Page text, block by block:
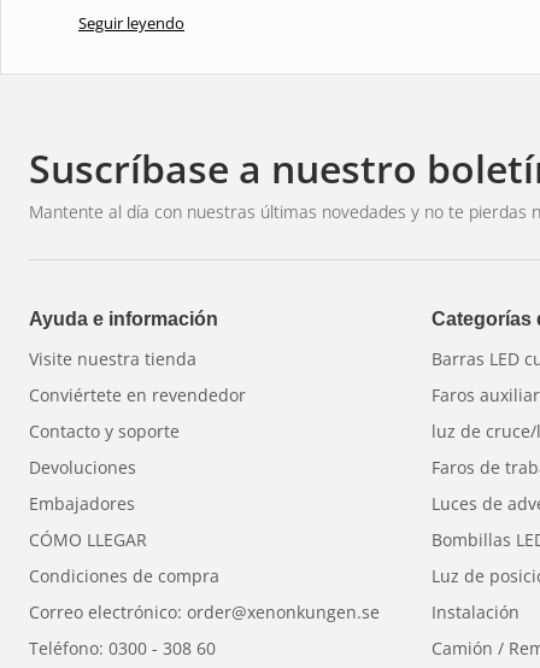
Precisión en cada detalle:
Para profesionales y talleres:Perfecto para
maquinaria de construcción, maquinaria
modeloÁrea del cable (AWG)
Conectores
LX01
20–24 AWG
DT alemán / DTM
LX02
DT alemán / DTM
LX04
DTP alemán
LX05
Trabajo pesado /
LX06
20–14 AWG
Superseal, Delphi
Seguir leyendo
Suscríbase a nuestro
Mantente al día con nuestras últimas novedades y no te pierdas
Ayuda e información
Visite nuestra tienda
Conviértete en revendedor
Contacto y soporte
Devoluciones
Embajadores
CÓMO LLEGAR
Condiciones de compra
Correo electrónico: order@xenonkungen.se
Teléfono: 0300 - 308 60
Categorías
Barras LED
Faros
luz de
Faros de
Luces de
Bombillas
Luz de
Instalación
Camión /